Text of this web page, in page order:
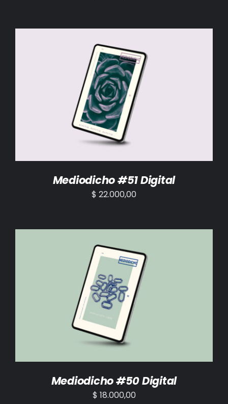
AÑADIR AL CARRITO /
Mediodicho #51 Digital
$ 22.000,00
AÑADIR AL CARRITO /
Mediodicho #50 Digital
$ 18.000,00